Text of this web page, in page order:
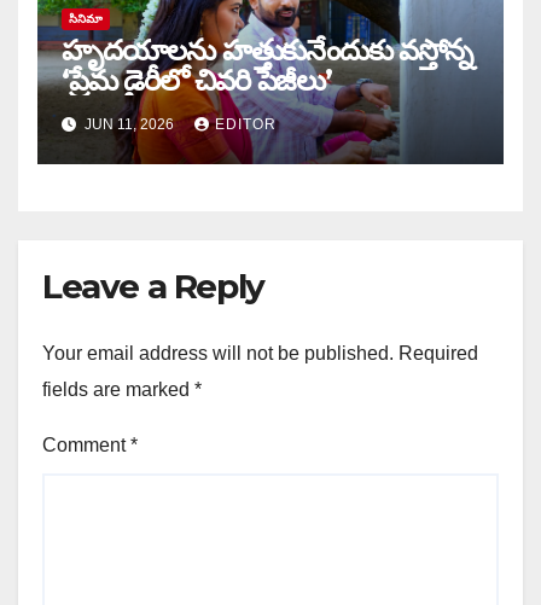
సినిమా
హృదయాలను హత్తుకునేందుకు వస్తోన్న
‘ప్రేమ డైరీలో చివరి పేజీలు’
JUN 11, 2026 EDITOR
Leave a Reply
Your email address will not be published. Required
fields are marked *
Comment*